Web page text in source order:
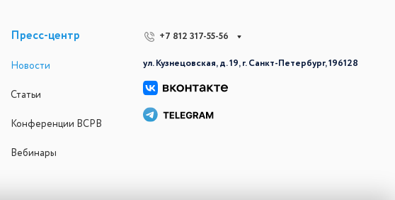
Пресс-центр
Новости
Статьи
Конференции ВСРВ
Вебинары
+7 812 317-55-56
ул. Кузнецовская, д. 19, г. Санкт-Петербург, 196128